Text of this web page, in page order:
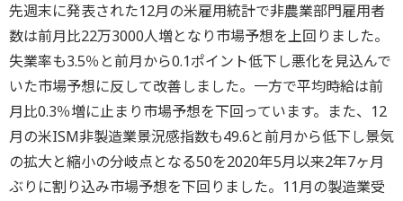
先週末に発表された12月の米雇用統計で非農業部門雇用者
数は前月比22万3000人増となり市場予想を上回りました。
失業率も3.5％と前月から0.1ポイント低下し悪化を見込んで
いた市場予想に反して改善しました。一方で平均時給は前
月比0.3％増に止まり市場予想を下回っています。また、12
月の米ISM非製造業景況感指数も49.6と前月から低下し景気
の拡大と縮小の分岐点となる50を2020年5月以来2年7ヶ月
ぶりに割り込み市場予想を下回りました。11月の製造業受